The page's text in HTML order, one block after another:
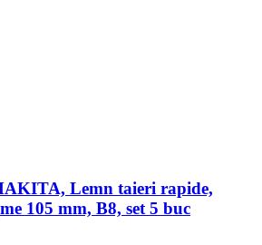
Lemn taieri rapide,
105 mm, B8, set 5 buc